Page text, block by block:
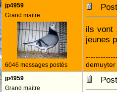
jp4959
Grand maitre
6046 messages postés
ils vont
jeunes
jp4959
Grand maitre